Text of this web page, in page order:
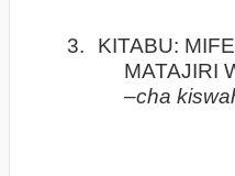
3.
KITABU:
MATAJIRI
–cha